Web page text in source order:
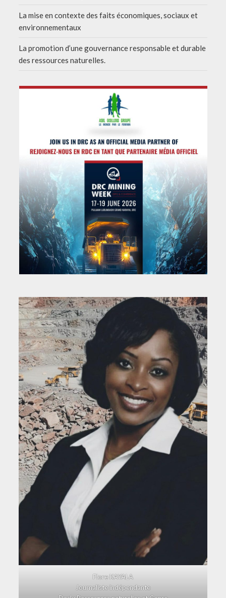
La mise en contexte des faits économiques, sociaux et
environnementaux
La promotion d’une gouvernance responsable et durable
des ressources naturelles.
Flore KAYALA
Journaliste indépendante